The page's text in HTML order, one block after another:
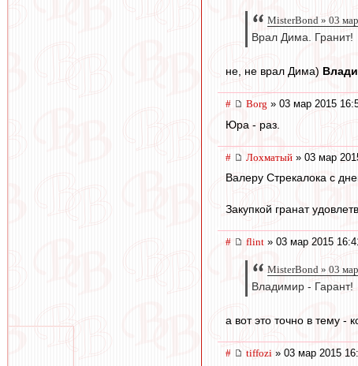
MisterBond » 03
Врал Дима. Гранит!
не, не врал Дима)
# Borg » 03 мар 2015
Юра - раз.
# Лохматый » 03 мар
Валеру Стрекалока с
Закупкой гранат
# flint » 03 мар 2015
MisterBond » 03
Владимир - Гарант!
а вот это точно в тему -
# tiffozi » 03 мар 2015